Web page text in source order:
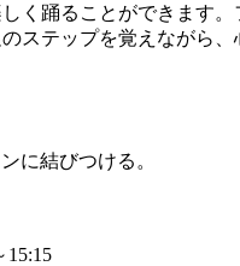
く踊ることができます
ステップを覚えながら
に結びつける。
15:15